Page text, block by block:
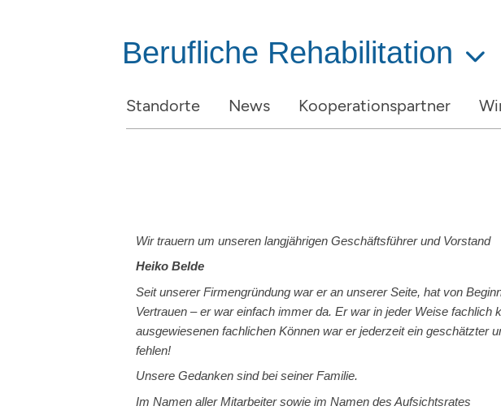
Berufliche Rehabilitation
Standorte News Kooperationspartner
Wir trauern um unseren langjährigen Geschäftsführer und Vorstand
Heiko Belde
Seit unserer Firmengründung war er an unserer Seite, hat von
Vertrauen – er war einfach immer da. Er war in jeder Weise
ausgewiesenen fachlichen Können war er jederzeit ein geschätzter
fehlen!
Unsere Gedanken sind bei seiner Familie.
Im Namen aller Mitarbeiter sowie im Namen des Aufsichtsrates